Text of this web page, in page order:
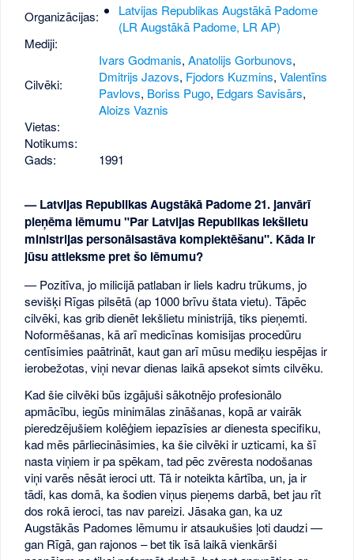
Organizācijas:
Latvijas Republikas Augstākā Padome
(LR Augstākā Padome, LR AP)
Mediji:
Cilvēki:
Ivars Godmanis,Anatolijs Gorbunovs,
Dmitrijs Jazovs, Fjodors Kuzmins,Valentīns
Pavlovs, Boriss Pugo, Edgars Savisārs,
Aloizs Vaznis
Vietas:
Notikums:
Gads:
1991
— Latvijas Republikas Augstākā Padome 21. janvārī
pieņēma lēmumu "Par Latvijas Republikas Iekšlietu
ministrijas personālsastāva komplektēšanu". Kāda ir
jūsu attieksme pret šo lēmumu?
— Pozitīva, jo milicijā patlaban ir liels kadru trūkums, jo
sevišķi Rīgas pilsētā (ap 1000 brīvu štata vietu). Tāpēc
cilvēki, kas grib dienēt Iekšlietu ministrijā, tiks pieņemti.
Noformēšanas, kā arī medicīnas komisijas procedūru
centīsimies paātrināt, kaut gan arī mūsu mediķu iespējas ir
ierobežotas, viņi nevar dienas laikā apsekot simts cilvēku.
Kad šie cilvēki būs izgājuši sākotnējo profesionālo
apmācību, iegūs minimālas zināšanas, kopā ar vairāk
pieredzējušiem kolēģiem iepazīsies ar dienesta specifiku,
kad mēs pārliecināsimies, ka šie cilvēki ir uzticami, ka šī
nasta viņiem ir pa spēkam, tad pēc zvēresta nodošanas
viņi varēs nēsāt ieroci utt. Tā ir noteikta kārtība, un, ja ir
tādi, kas domā, ka šodien viņus pieņems darbā, bet jau rīt
dos rokā ieroci, tas nav pareizi. Jāsaka gan, ka uz
Augstākās Padomes lēmumu ir atsaukušies ļoti daudzi —
gan Rīgā, gan rajonos – bet tik īsā laikā vienkārši